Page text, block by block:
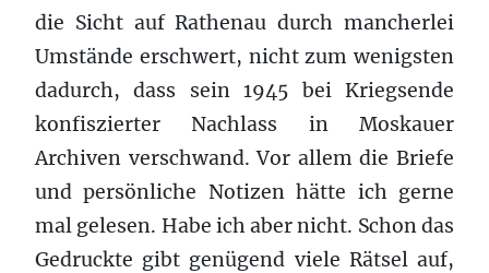
die Sicht auf Rathenau durch mancherlei
Umstände erschwert, nicht zum wenigsten
dadurch, dass sein 1945 bei Kriegsende
konfiszierter Nachlass in Moskauer
Archiven verschwand. Vor allem die Briefe
und persönliche Notizen hätte ich gerne
mal gelesen. Habe ich aber nicht. Schon das
Gedruckte gibt genügend viele Rätsel auf,